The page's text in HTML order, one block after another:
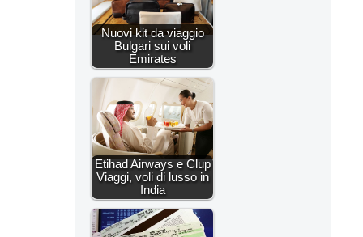
Nuovi kit da viaggio
Bulgari sui voli
Emirates
Etihad Airways e Clup
Viaggi, voli di lusso in
India